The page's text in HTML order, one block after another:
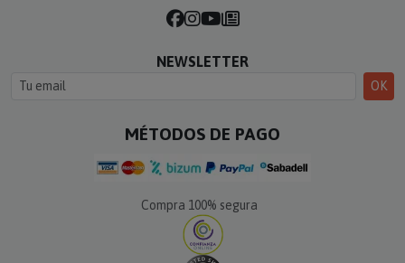
NEWSLETTER
OK
MÉTODOS DE PAGO
Compra 100% segura